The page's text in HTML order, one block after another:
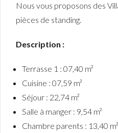
Nous vous proposons des
pièces de standing.
Description :
Terrasse 1 : 07,40 m²
Cuisine : 07,59 m²
Séjour : 22,74 m²
Salle à manger : 9,54 m²
Chambre parents : 13,40 m²